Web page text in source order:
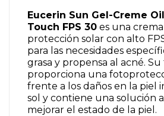
Eucerin Sun Gel-Creme
Touch FPS 30 es una
protección solar con alto
para las necesidades
grasa y propensa al acné.
proporciona una
frente a los daños en la piel
sol y contiene una solución
mejorar el estado de la piel.